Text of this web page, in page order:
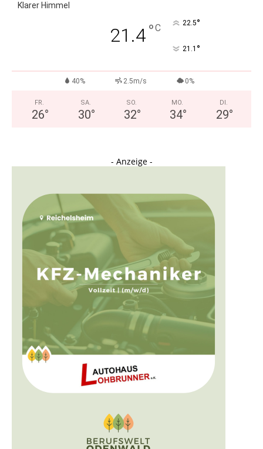
Klarer Himmel
21.4°C 22.5°
21.1 °
40% 2.5m/s 0%
FR.
26°
SA.
30°
SO.
32°
MO.
34°
DI.
29°
- Anzeige -